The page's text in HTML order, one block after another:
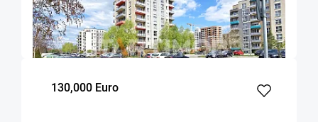
Brasov
58
m²
1
dormitor
2
Etaj
130,000 Euro